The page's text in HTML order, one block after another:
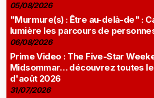
05/08/2026
"Murmure(s) : Être au-delà-de" :
lumière les parcours de
06/08/2026
Prime Video : The Five-Star
Midsommar… découvrez toutes
d'août 2026
31/07/2026